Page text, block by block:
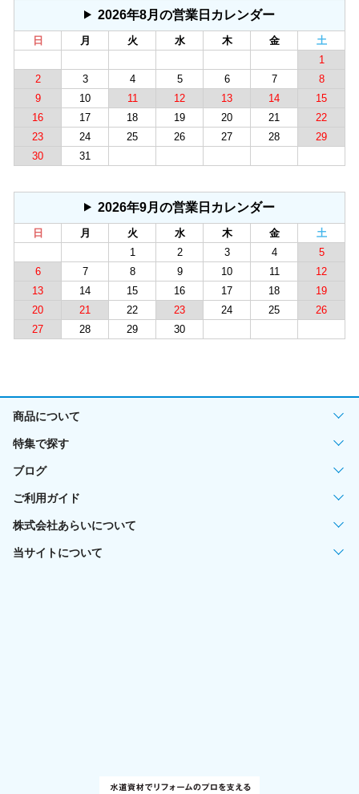
2026年8月の営業日カレンダー
日 月 火 水 木 金
土
1
2
3 4 5 6 7
8
9
10 11 12 13 14
15
16
17 18 19 20 21
22
23
24 25 26 27 28
29
30
31
2026年9月の営業日カレンダー
日 月 火 水 木 金
土
1
2 3 4
5
6
7 8 9 10 11
12
13
14 15 16 17 18
19
20
21 22 23 24 25
26
27
28 29 30
商品について
特集で探す
ブログ
ご利用ガイド
株式会社あらいについて
当サイトについて